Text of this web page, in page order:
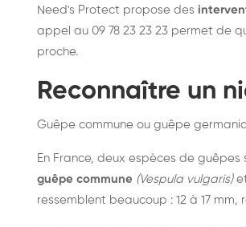
Need's Protect propose des
appel au 09 78 23 23 23 permet de
proche.
Reconnaître un
Guêpe commune ou guêpe
En France, deux espèces de
guêpe commune (Vespula vulgaris)
ressemblent beaucoup : 12 à 17